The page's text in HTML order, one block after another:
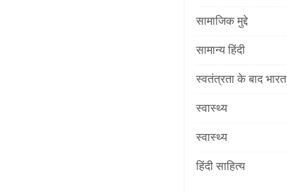
सामाजिक मुद्दे
सामान्य हिंदी
स्वतंत्रता के बाद भारत
स्वास्थ्य
स्वास्थ्य
हिंदी साहित्य